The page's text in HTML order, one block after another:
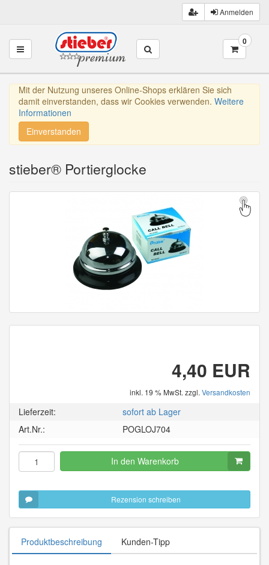
Anmelden
Toggle navigation
0
Mit der Nutzung unseres Online-Shops erklären Sie sich
damit einverstanden, dass wir Cookies verwenden. Weitere
Informationen
Einverstanden
stieber® Portierglocke
4,40 EUR
inkl. 19 % MwSt. zzgl. Versandkosten
Lieferzeit:
sofort ab Lager
Art.Nr.:
POGLOJ704
In den Warenkorb
Rezension schreiben
Produktbeschreibung Kunden-Tipp